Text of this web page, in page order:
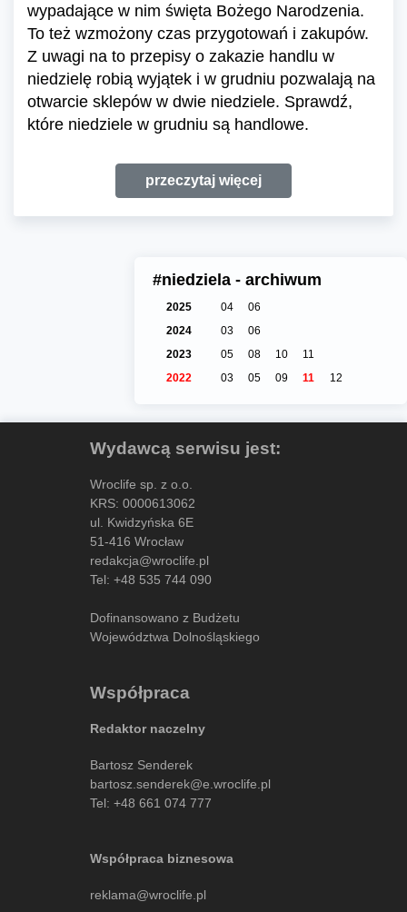
wypadające w nim święta Bożego Narodzenia.
To też wzmożony czas przygotowań i zakupów.
Z uwagi na to przepisy o zakazie handlu w
niedzielę robią wyjątek i w grudniu pozwalają na
otwarcie sklepów w dwie niedziele. Sprawdź,
które niedziele w grudniu są handlowe.
przeczytaj więcej
#niedziela - archiwum
2025 04
06
2024
03
06
2023
05 08 10
11
2022
03 05 09 11 12
Wydawcą serwisu jest:
Wroclife sp. z o.o.
KRS: 0000613062
ul. Kwidzyńska 6E
51-416 Wrocław
redakcja@wroclife.pl
Tel: +48 535 744 090
Dofinansowano z Budżetu
Województwa Dolnośląskiego
Współpraca
Redaktor naczelny
Bartosz Senderek
bartosz.senderek@e.wroclife.pl
Tel: +48 661 074 777
Współpraca biznesowa
reklama@wroclife.pl